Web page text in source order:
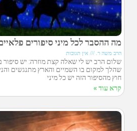
מה ההסבר לכל מיני סיפורים
הרב משה ר. אין תגובות
שלום הרב יש לי שאלה קצת מוזרה: יש
שהלך למקום בו השמיים והארץ מתנגשים
חוץ מהסיפור הזה יש כל מיני
קרא עוד »